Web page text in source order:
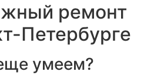
ремонт
Петербурге
умеем?